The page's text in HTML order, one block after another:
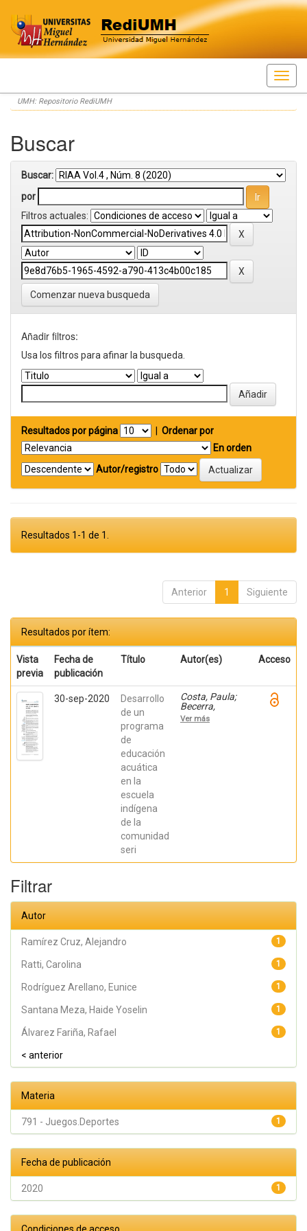
Skip
navigation
UMH: Repositorio RediUMH
Buscar
Buscar:
por
Filtros actuales:
Comenzar nueva busqueda
Añadir filtros:
Usa los filtros para afinar la busqueda.
Resultados por página
Ordenar por
En orden
Autor/registro
Resultados 1-1 de 1.
Anterior 1 Siguiente
Resultados por ítem:
Vista
previa
Fecha de
publicación
Título Autor(es) Acceso
30-sep-2020
Desarrollo
de un
programa
de
educación
acuática
en la
escuela
indígena
de la
comunidad
seri
Costa, Paula;
Becerra,
Viviana;
Becerra,
Ramírez Cruz,
Granados,
Ver más
Filtrar
Autor
1
Ramírez Cruz, Alejandro
1
Ratti, Carolina
1
Rodríguez Arellano, Eunice
1
Santana Meza, Haide Yoselin
1
Álvarez Fariña, Rafael
< anterior
Materia
1
791 - Juegos.Deportes
Fecha de publicación
1
2020